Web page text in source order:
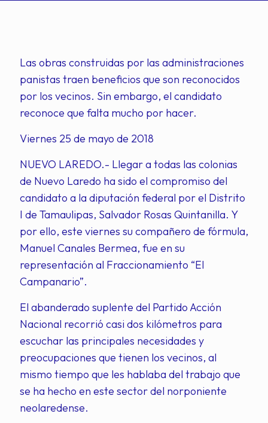
Las obras construidas por las administraciones
panistas traen beneficios que son reconocidos
por los vecinos. Sin embargo, el candidato
reconoce que falta mucho por hacer.
Viernes 25 de mayo de 2018
NUEVO LAREDO.- Llegar a todas las colonias
de Nuevo Laredo ha sido el compromiso del
candidato a la diputación federal por el Distrito
I de Tamaulipas, Salvador Rosas Quintanilla. Y
por ello, este viernes su compañero de fórmula,
Manuel Canales Bermea, fue en su
representación al Fraccionamiento “El
Campanario”.
El abanderado suplente del Partido Acción
Nacional recorrió casi dos kilómetros para
escuchar las principales necesidades y
preocupaciones que tienen los vecinos, al
mismo tiempo que les hablaba del trabajo que
se ha hecho en este sector del norponiente
neolaredense.